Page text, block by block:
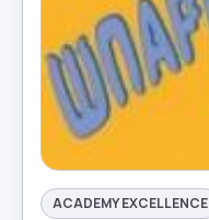
ACADEMY EXCELLENCE